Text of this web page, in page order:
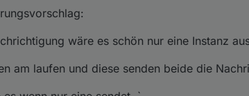
wäre es schön nur eine Instanz
am laufen und diese senden beide die